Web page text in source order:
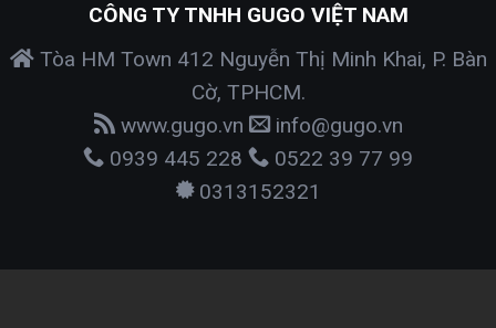
CÔNG TY TNHH GUGO VIỆT NAM
Tòa HM Town 412 Nguyễn Thị Minh Khai, P. Bàn
Cờ, TPHCM.
www.gugo.vn
info@gugo.vn
0939 445 228
0522 39 77 99
0313152321